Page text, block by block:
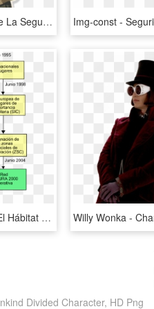
540 X 688 4 - Soldado De La Segunda Guerra Mundial, HD Png Download
File - Hábitats - Cual Es El Hábitat De Las Aves, HD Png Download
Divided Character, HD Png